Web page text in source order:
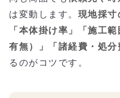
は変動します。 現地採寸
「本体掛け率」「施工
有無）」「諸経費・処分
るのがコツです。